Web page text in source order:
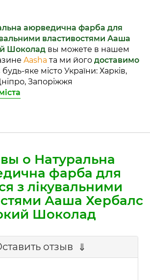
аюрведична фарба для
властивостями Ааша
Шоколад вы можете в нашем
Aasha та ми його доставимо
яке місто України: Харків,
Запоріжжя
о Натуральна
фарба для
з лікувальними
Ааша Хербалс
Шоколад
отзыв